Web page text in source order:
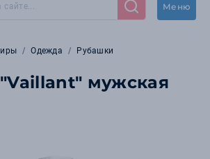
Меню
Одежда Рубашки
мужская